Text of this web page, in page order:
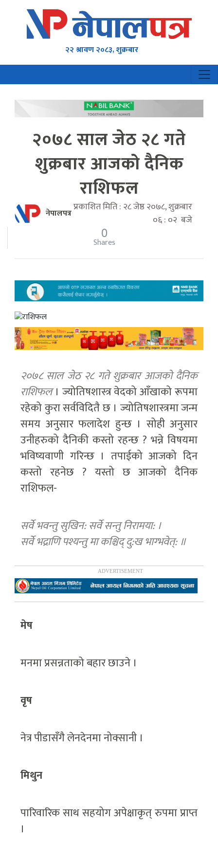
२२ श्रावण २०८३, शुक्रबार
२०७८ साल जेठ २८ गते
शुक्रबार आजको दैनिक
राशिफल
नेपालपत्रप्रकाशित मिति : २८ जेष्ठ २०७८, शुक्रबार
०६ : ०२ बजे
0
Shares
२०७८ साल जेठ २८ गते शुक्रबार आजको दैनिक
राशिफल। ज्योतिषशास्त्र वेदको आँखाको रूपमा
रहेको कुरा सर्वविदितै छ । ज्योतिषशास्त्रमा जन्म
समय अनुसार फलादेश हुन्छ । सोही अनुसार
उनीहरुको दैनिकी कस्तो रहन्छ ? भन्ने विषयमा
भविष्यवाणी गरिन्छ । तपाईको आजको दिन
कस्तो रहनेछ ? यस्तो छ आजको दैनिक
राशिफल-
सर्वे भवन्तु सुखिन: सर्वे सन्तु निरामया: ।
सर्वे भद्राणि पश्यन्तु मा कश्चिद् दु:ख भाग्भवेत्: ॥
मेष
मनमा प्रसन्नताको बहार छाउने ।
वृष
नेत्र पीडासँगै लेनदेनमा नोक्सानी ।
मिथुन
पारिवारिक साथ सहयोग अपेक्षाकृत् रुपमा प्राप्त
।